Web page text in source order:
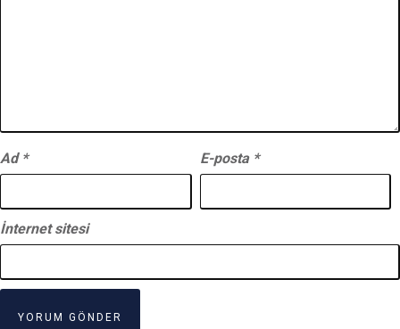
Ad * E-posta *
İnternet sitesi